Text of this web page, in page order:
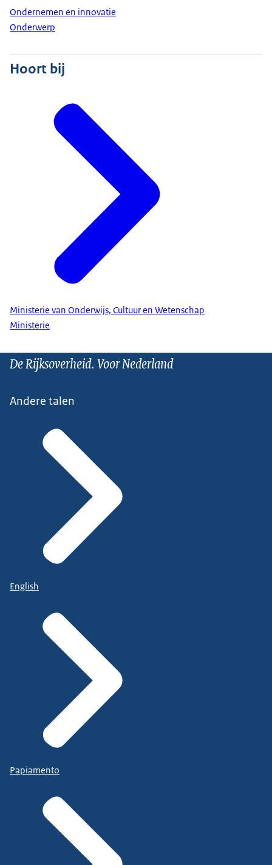
Ondernemen en innovatie
Onderwerp
Hoort bij
Ministerie van Onderwijs, Cultuur en Wetenschap
Ministerie
De Rijksoverheid. Voor Nederland
Andere talen
English
Papiamento